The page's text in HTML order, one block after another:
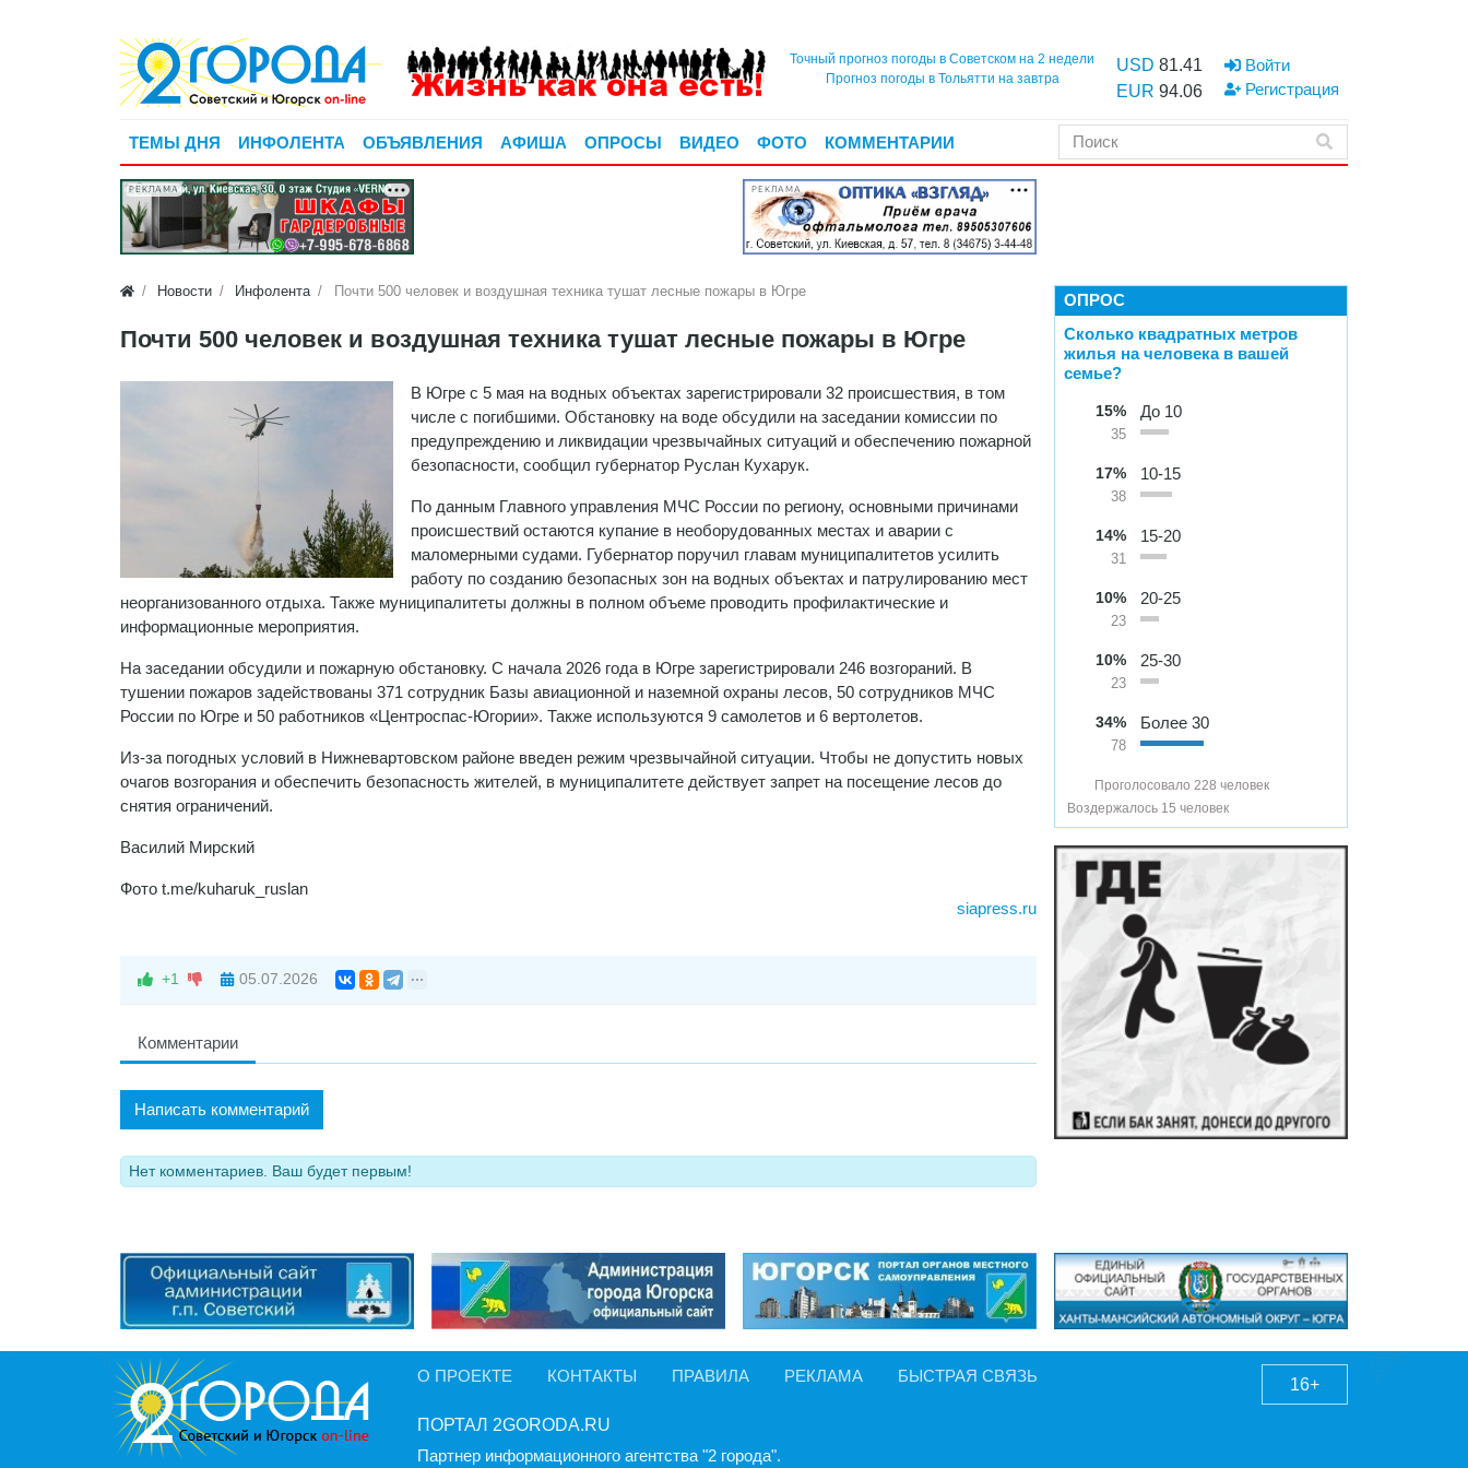
Точный прогноз погоды в Советском на 2 недели
Прогноз погоды в Тольятти на завтра
USD 81.41
EUR 94.06
Войти
Регистрация
ТЕМЫ ДНЯ ИНФОЛЕНТА ОБЪЯВЛЕНИЯ АФИША ОПРОСЫ ВИДЕО ФОТО КОММЕНТАРИИ
РЕКЛАМА РЕКЛАМА
Новости Инфолента Почти 500 человек и воздушная техника тушат лесные пожары в Югре
Почти 500 человек и воздушная техника тушат лесные пожары в Югре
В Югре с 5 мая на водных объектах зарегистрировали 32 происшествия, в том
числе с погибшими. Обстановку на воде обсудили на заседании комиссии по
предупреждению и ликвидации чрезвычайных ситуаций и обеспечению пожарной
безопасности, сообщил губернатор Руслан Кухарук.
По данным Главного управления МЧС России по региону, основными причинами
происшествий остаются купание в необорудованных местах и аварии с
маломерными судами. Губернатор поручил главам муниципалитетов усилить
работу по созданию безопасных зон на водных объектах и патрулированию мест
неорганизованного отдыха. Также муниципалитеты должны в полном объеме проводить профилактические и
информационные мероприятия.
На заседании обсудили и пожарную обстановку. С начала 2026 года в Югре зарегистрировали 246 возгораний. В
тушении пожаров задействованы 371 сотрудник Базы авиационной и наземной охраны лесов, 50 сотрудников МЧС
России по Югре и 50 работников «Центроспас-Югории». Также используются 9 самолетов и 6 вертолетов.
Из-за погодных условий в Нижневартовском районе введен режим чрезвычайной ситуации. Чтобы не допустить новых
очагов возгорания и обеспечить безопасность жителей, в муниципалитете действует запрет на посещение лесов до
снятия ограничений.
Василий Мирский
Фото t.me/kuharuk_ruslan
siapress.ru
+1 05.07.2026
Комментарии
Написать комментарий
Нет комментариев. Ваш будет первым!
ОПРОС
Сколько квадратных метров
жилья на человека в вашей
семье?
15%
35
До 10
17%
38
10-15
14%
31
15-20
10%
23
20-25
10%
23
25-30
34%
78
Более 30
Проголосовало 228 человек
Воздержалось 15 человек
О ПРОЕКТЕ КОНТАКТЫ ПРАВИЛА РЕКЛАМА БЫСТРАЯ СВЯЗЬ
ПОРТАЛ 2GORODA.RU
Партнер информационного агентства "2 города".
16+